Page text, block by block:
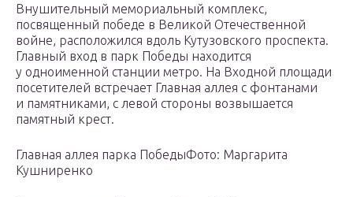
Внушительный мемориальный комплекс,
посвященный победе в Великой Отечественной
войне, расположился вдоль Кутузовского проспекта.
Главный вход в парк Победы находится
у одноименной станции метро. На Входной площади
посетителей встречает Главная аллея с фонтанами
и памятниками, с левой стороны возвышается
памятный крест.
Главная аллея парка ПобедыФото: Маргарита
Кушниренко